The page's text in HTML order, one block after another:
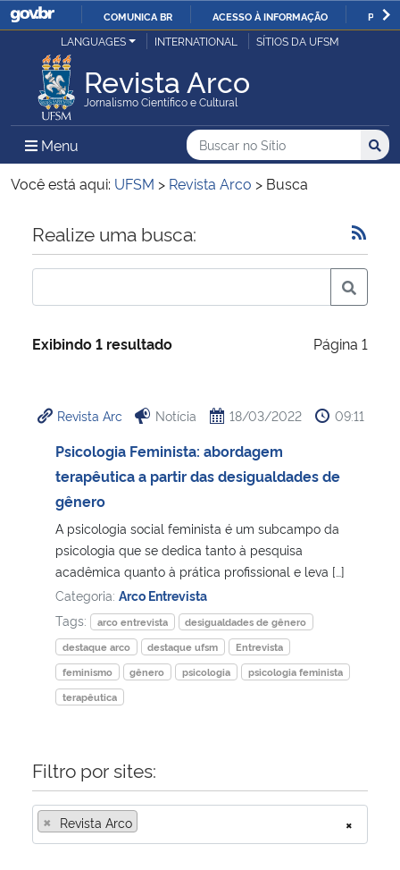
IR
O
COMUNICA BR ACESSO À INFORMAÇÃO
Ministério da Justiça e Segurança Pública
Ministério da Defesa
Ministério das Relações Exteriores
Ministério da Economia
Ministério da Infraestrutura
Ministério da Cidadania
Ministério de Minas e Energia
Ministério da Ciência, Tecnologia, Inovações e Comunicações
Ministério do Meio Ambiente
Ministério do Turismo
Ministério do Desenvolvimento Regional
Ministério da Mulher, da Família e dos Direitos Humanos
Secretaria-Geral
LANGUAGES INTERNATIONAL SÍTIOS DA UFSM
Revista Arco
Jornalismo Científico e Cultural
Menu Menu Principal do Sítio
Busca
Buscar no no Sítio
Busca:
Você está aqui: UFSM > Revista Arco > Busca
Início do conteúdo
Realize uma busca:
Exibindo 1 resultado Página 1
Revista Arc Notícia 18/03/2022 09:11
Psicologia Feminista: abordagem
terapêutica a partir das desigualdades de
gênero
A psicologia social feminista é um subcampo da
psicologia que se dedica tanto à pesquisa
acadêmica quanto à prática profissional e leva […]
Categoria: Arco Entrevista
Tags:
arco entrevista
desigualdades de gênero
destaque arco
destaque ufsm
Entrevista
feminismo
gênero psicologia
psicologia feminista
terapêutica
Filtro por sites:
×
× Revista Arco